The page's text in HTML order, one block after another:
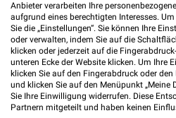
Anbieter verarbeiten Ihre
aufgrund eines berechtigten Interesses.
Sie die „Einstellungen“. Sie können Ihre
oder verwalten, indem Sie auf die
klicken oder jederzeit auf die
unteren Ecke der Website klicken. Um Ihre
klicken Sie auf den Fingerabdruck oder
und klicken Sie auf den Menüpunkt „Meine
Sie Ihre Einwilligung widerrufen. Diese
Partnern mitgeteilt und haben keinen